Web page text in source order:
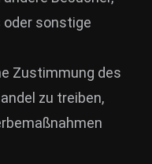
sonstige
Zustimmung des
zu treiben,